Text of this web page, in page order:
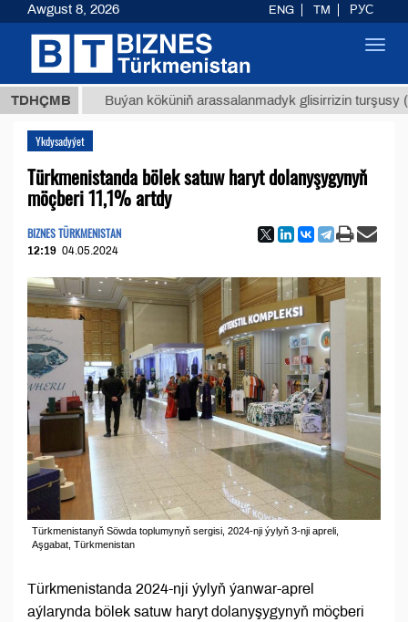
TDHÇMBBuýan köküniň arassalanmadyk glisirrizin turşusy (t.)
Ykdysadyýet
Türkmenistanda bölek satuw haryt dolanyşygynyň
möçberi 11,1% artdy
BIZNES TÜRKMENISTAN
12:19 04.05.2024
Türkmenistanyň Söwda toplumynyň sergisi, 2024-nji ýylyň 3-nji apreli,
Aşgabat, Türkmenistan
Türkmenistanda 2024-nji ýylyň ýanwar-aprel
aýlarynda bölek satuw haryt dolanyşygynyň möçberi
Awgust 8, 2026 ENG TM РУС